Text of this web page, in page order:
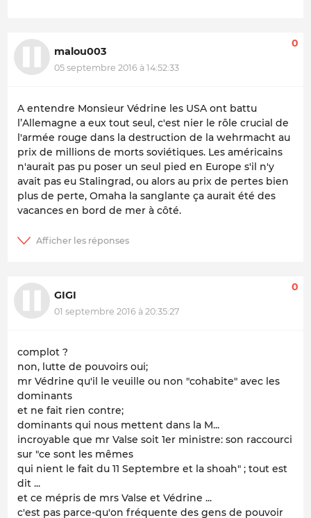
malou003
05 septembre 2016 à 14:52:33
0
A entendre Monsieur Védrine les USA ont battu
l’Allemagne a eux tout seul, c'est nier le rôle crucial de
l'armée rouge dans la destruction de la wehrmacht au
prix de millions de morts soviétiques. Les américains
n'aurait pas pu poser un seul pied en Europe s'il n'y
avait pas eu Stalingrad, ou alors au prix de pertes bien
plus de perte, Omaha la sanglante ça aurait été des
vacances en bord de mer à côté.
GIGI
01 septembre 2016 à 20:35:27
0
complot ?
non, lutte de pouvoirs oui;
mr Védrine qu'il le veuille ou non "cohabite" avec les
dominants
et ne fait rien contre;
dominants qui nous mettent dans la M...
incroyable que mr Valse soit 1er ministre: son raccourci
sur "ce sont les mêmes
qui nient le fait du 11 Septembre et la shoah" ; tout est
dit ...
et ce mépris de mrs Valse et Védrine ...
c'est pas parce-qu'on fréquente des gens de pouvoir